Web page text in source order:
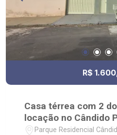
R$
Casa térrea com 2
locação no Cândido
Parque Residencial